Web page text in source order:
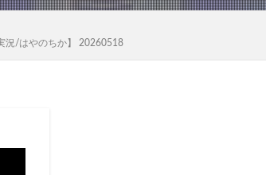
況/はやのちか】 20260518